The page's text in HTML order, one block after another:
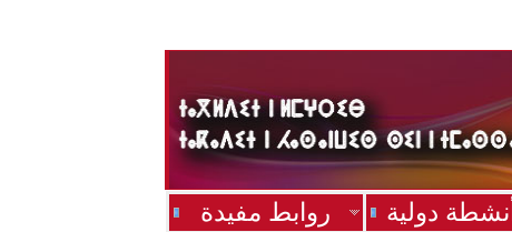
روابط مفيدة دولية